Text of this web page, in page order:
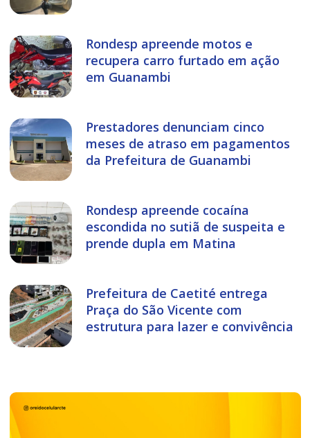
Rondesp apreende motos e
recupera carro furtado em ação
em Guanambi
Prestadores denunciam cinco
meses de atraso em pagamentos
da Prefeitura de Guanambi
Rondesp apreende cocaína
escondida no sutiã de suspeita e
prende dupla em Matina
Prefeitura de Caetité entrega
Praça do São Vicente com
estrutura para lazer e convivência